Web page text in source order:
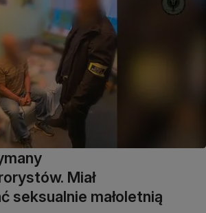
Miał
seksualnie małoletnią